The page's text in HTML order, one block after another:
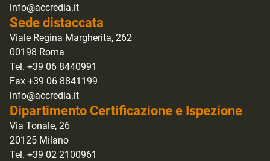
info@accredia.it
Sede distaccata
Viale Regina Margherita, 262
00198 Roma
Tel. +39 06 8440991
Fax +39 06 8841199
info@accredia.it
Dipartimento Certificazione e Ispezione
Via Tonale, 26
20125 Milano
Tel. +39 02 2100961